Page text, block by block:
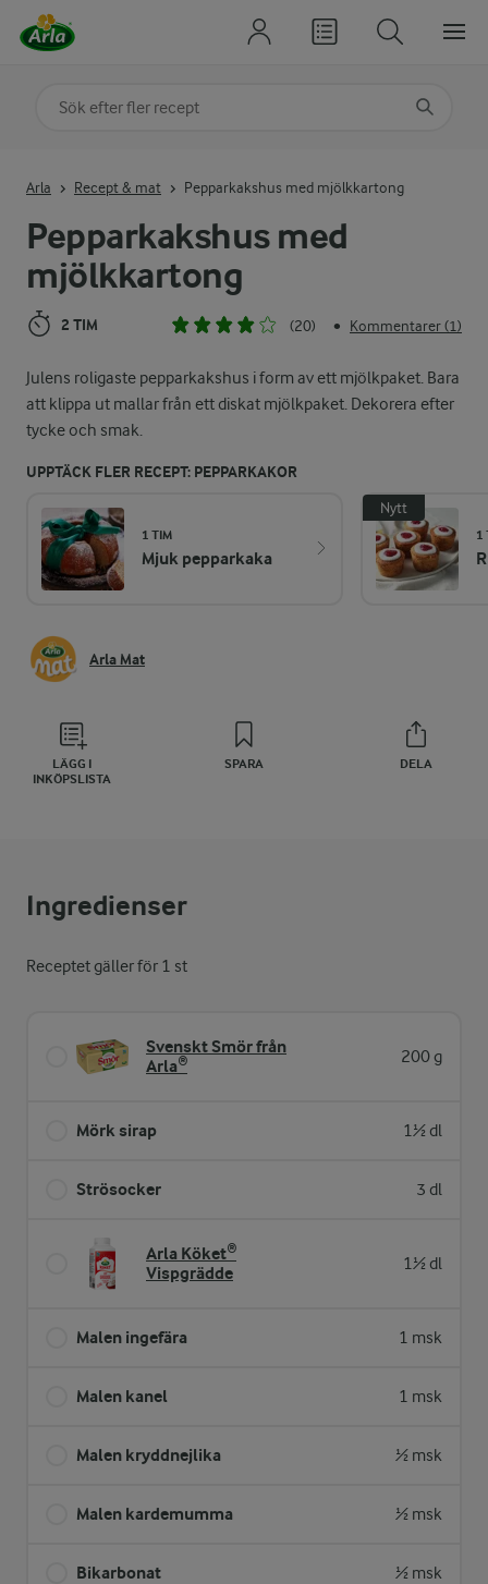
Pepparkakshus med
mjölkkartong
2 TIM (20) • Kommentarer (1)
Julens roligaste pepparkakshus i form av ett mjölkpaket. Bara
att klippa ut mallar från ett diskat mjölkpaket. Dekorera efter
tycke och smak.
UPPTÄCK FLER RECEPT: PEPPARKAKOR
1 TIM
Mjuk pepparkaka
Nytt
1
Arla Mat
LÄGG I
INKÖPSLISTA
SPARA DELA
Arla Recept & mat Pepparkakshus med mjölkkartong
Ingredienser
Receptet gäller för 1 st
Svenskt Smör från
Arla®
200 g
Mörk sirap 1½ dl
Strösocker 3 dl
Arla Köket®
Vispgrädde
1½ dl
Malen ingefära 1 msk
Malen kanel 1 msk
Malen kryddnejlika ½ msk
Malen kardemumma ½ msk
Bikarbonat ½ msk
Sök på kategori eller ingrediens